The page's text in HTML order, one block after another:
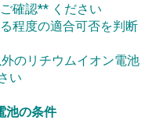
確認** ください
程度の適合可否を判断
のリチウムイオン電池
い
池の条件